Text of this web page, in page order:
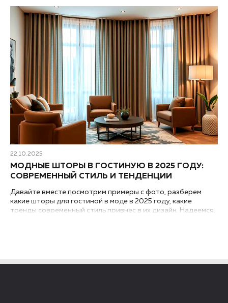
22.10.2025
МОДНЫЕ ШТОРЫ В ГОСТИНУЮ В 2025 ГОДУ:
СОВРЕМЕННЫЙ СТИЛЬ И ТЕНДЕНЦИИ
Давайте вместе посмотрим примеры с фото, разберем
какие шторы для гостиной в моде в 2025 году, какие
тренды современный стиль привнес в их дизайн. Надеемся,